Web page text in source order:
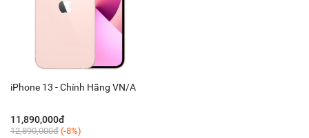
iPhone 13 - Chính Hãng VN/A
11,890,000đ
12,890,000đ (-8%)